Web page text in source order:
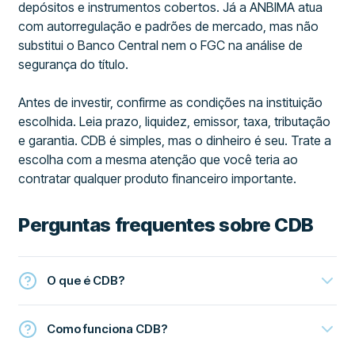
depósitos e instrumentos cobertos. Já a ANBIMA atua
com autorregulação e padrões de mercado, mas não
substitui o Banco Central nem o FGC na análise de
segurança do título.
Antes de investir, confirme as condições na instituição
escolhida. Leia prazo, liquidez, emissor, taxa, tributação
e garantia. CDB é simples, mas o dinheiro é seu. Trate a
escolha com a mesma atenção que você teria ao
contratar qualquer produto financeiro importante.
Perguntas frequentes sobre CDB
O que é CDB?
Como funciona CDB?